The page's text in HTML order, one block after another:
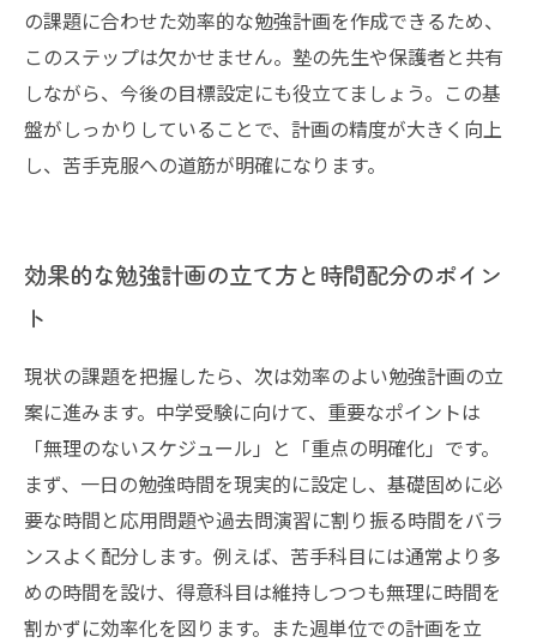
の課題に合わせた効率的な勉強計画を作成できるため、
このステップは欠かせません。塾の先生や保護者と共有
しながら、今後の目標設定にも役立てましょう。この基
盤がしっかりしていることで、計画の精度が大きく向上
し、苦手克服への道筋が明確になります。
効果的な勉強計画の立て方と時間配分のポイン
ト
現状の課題を把握したら、次は効率のよい勉強計画の立
案に進みます。中学受験に向けて、重要なポイントは
「無理のないスケジュール」と「重点の明確化」です。
まず、一日の勉強時間を現実的に設定し、基礎固めに必
要な時間と応用問題や過去問演習に割り振る時間をバラ
ンスよく配分します。例えば、苦手科目には通常より多
めの時間を設け、得意科目は維持しつつも無理に時間を
割かずに効率化を図ります。また週単位での計画を立